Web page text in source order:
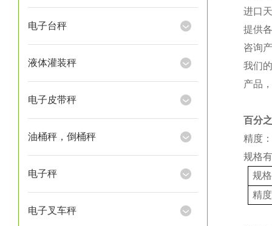
电子台秤
液体灌装秤
电子皮带秤
油桶秤，倒桶秤
电子秤
电子叉车秤
进口
提供
咨询
我们
产品
百分
精度
规格
规格
精度